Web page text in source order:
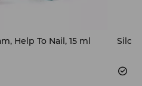
Help To Nail, 15 ml